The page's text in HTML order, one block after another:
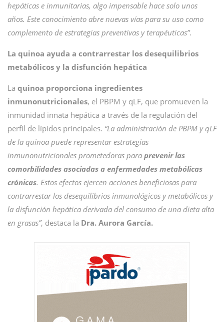
hepáticas e inmunitarias, algo impensable hace solo unos
años. Este conocimiento abre nuevas vías para su uso como
complemento de estrategias preventivas y terapéuticas”.
La quinoa ayuda a contrarrestar los desequilibrios
metabólicos y la disfunción hepática
La quinoa proporciona ingredientes
inmunonutricionales, el PBPM y qLF, que promueven la
inmunidad innata hepática a través de la regulación del
perfil de lípidos principales. “La administración de PBPM y qLF
de la quinoa puede representar estrategias
inmunonutricionales prometedoras para prevenir las
comorbilidades asociadas a enfermedades metabólicas
crónicas. Estos efectos ejercen acciones beneficiosas para
contrarrestar los desequilibrios inmunológicos y metabólicos y
la disfunción hepática derivada del consumo de una dieta alta
en grasas”, destaca la Dra. Aurora García.